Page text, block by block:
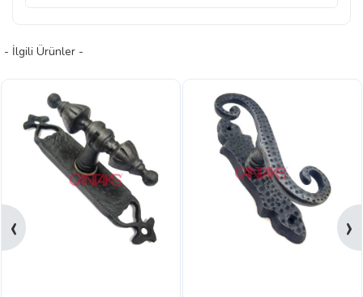
- İlgili Ürünler -
‹ ›